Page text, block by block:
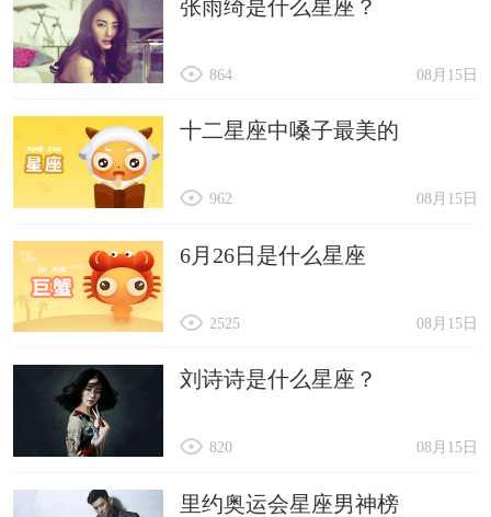
张雨绮是什么星座？
08月15日
864
十二星座中嗓子最美的
08月15日
962
6月26日是什么星座
08月15日
2525
刘诗诗是什么星座？
08月15日
820
里约奥运会星座男神榜